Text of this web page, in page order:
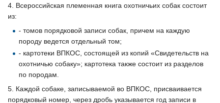
4. Всероссийская племенная книга охотничьих собак состоит
из:
- томов порядковой записи собак, причем на каждую
породу ведется отдельный том;
- картотеки ВПКОС, состоящей из копий «Свидетельств на
охотничью собаку»; картотека также состоит из разделов
по породам.
5. Каждой собаке, записываемой во ВПКОС, присваивается
порядковый номер, через дробь указывается год записи в